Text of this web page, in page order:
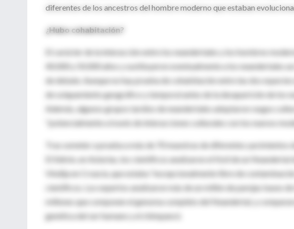
diferentes de los ancestros del hombre moderno que estaban
¿Hubo cohabitación?
El carácter de la interacción entre los neandertales y los hombres
40.000 y 50.000 años y sustituyeron eventualmente a los neandertales
de debate. Aunque no hay prueba de cohabitación entre las dos
de solapamiento geográfico y temporal antes de la desaparición de los
Además, algunos grupos tardíos de neandertales adoptaron rasgos
"potencialmente a través de interacciones culturales con los nuevos
Tras someter a prueba a más de 70 muestras de diferentes
El Sidrón, en Asturias, los científicos analizaron el fósil de un
Vindija en Croacia, que estaba "excepcionalmente libre de
científicos. Los expertos analizaron más de un millón de parejas bases
millones que componen el genoma completo del Neandertal, y
genética del ser humano y el chimpancé.